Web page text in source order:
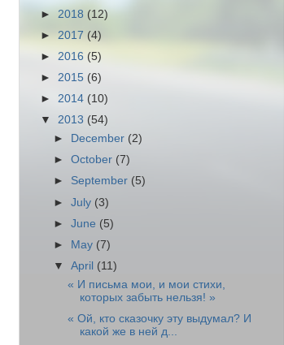
► 2018 (12)
► 2017 (4)
► 2016 (5)
► 2015 (6)
► 2014 (10)
▼ 2013 (54)
►
December (2)
►October (7)
► September (5)
►July (3)
►June (5)
►
May (7)
▼April (11)
« И письма мои, и мои стихи,
которых забыть нельзя! »
« Ой, кто сказочку эту выдумал? И
какой же в ней д...